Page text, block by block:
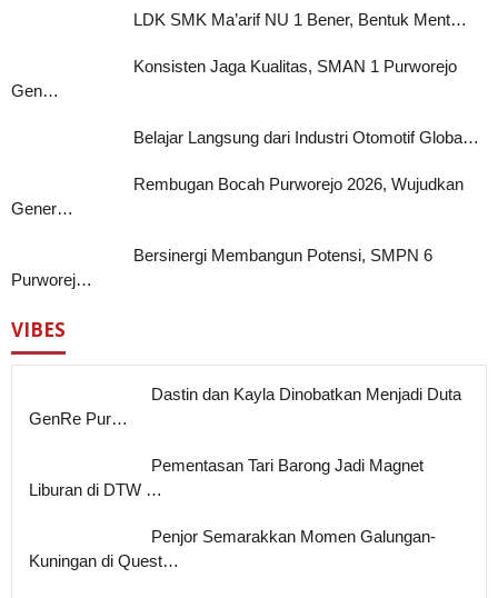
LDK SMK Ma’arif NU 1 Bener, Bentuk Ment…
Konsisten Jaga Kualitas, SMAN 1 Purworejo
Gen…
Belajar Langsung dari Industri Otomotif Globa…
Rembugan Bocah Purworejo 2026, Wujudkan
Gener…
Bersinergi Membangun Potensi, SMPN 6
Purworej…
VIBES
Dastin dan Kayla Dinobatkan Menjadi Duta
GenRe Pur…
Pementasan Tari Barong Jadi Magnet
Liburan di DTW …
Penjor Semarakkan Momen Galungan-
Kuningan di Quest…